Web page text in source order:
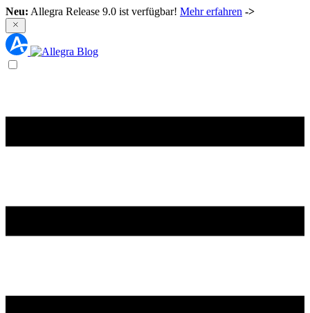
Neu: Allegra Release 9.0 ist verfügbar! Mehr erfahren ->